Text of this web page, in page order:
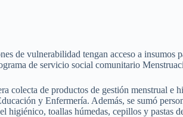
de vulnerabilidad tengan acceso a
de servicio social comunitario
de productos de gestión menstrual e
y Enfermería. Además, se sumó
higiénico, toallas húmedas, cepillos y pastas